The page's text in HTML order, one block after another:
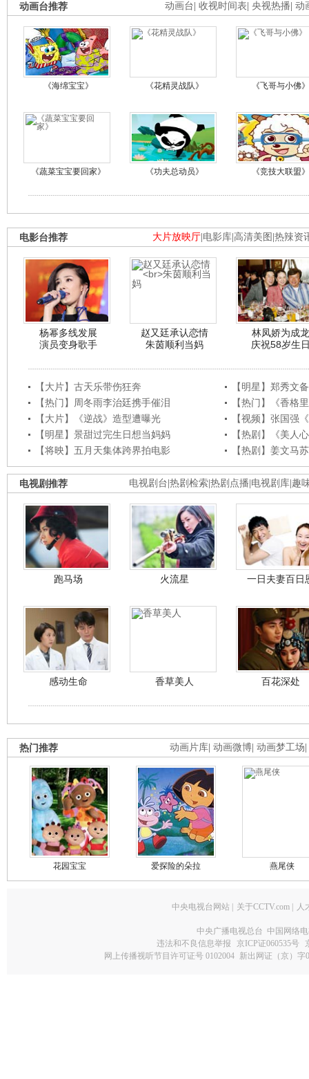
动画台 收视时间表 央视热播 动
动画台推荐
《海绵宝宝》 《花精灵战队》 《飞哥与小佛》
《蔬菜宝宝要回家》 《功夫总动员》 《竞技大联盟》
大片放映厅 电影库 高清美图 热辣资
电影台推荐
杨幂多线发展
演员变身歌手
赵又廷承认恋情
朱茵顺利当妈
林凤娇为成龙
庆祝58岁生
【大片】古天乐带伤狂奔
【明星】郑秀文
【热门】周冬雨李治廷携手催泪
【热门】《香格
【大片】《逆战》造型遭曝光
【视频】张国强
【明星】景甜过完生日想当妈妈
【热剧】《美人
【将映】五月天集体跨界拍电影
【热剧】姜文马
电视剧台 热剧检索 热剧点播 电视剧库 趣
电视剧推荐
跑马场 火流星 一日夫妻百日
感动生命 香草美人 百花深处
动画片库 动画微博 动画梦工场
热门推荐
花园宝宝 爱探险的朵拉 燕尾侠
中央电视台网站 关于CCTV.com 人
中央广播电视总台 中国网络
违法和不良信息举报
京ICP证060535号
网上传播视听节目许可证号 0102004 新出网证（京）